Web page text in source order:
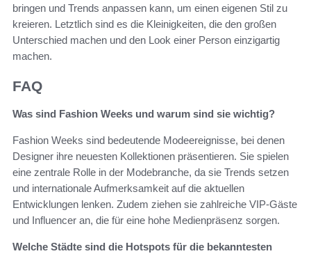
bringen und Trends anpassen kann, um einen eigenen Stil zu
kreieren. Letztlich sind es die Kleinigkeiten, die den großen
Unterschied machen und den Look einer Person einzigartig
machen.
FAQ
Was sind Fashion Weeks und warum sind sie wichtig?
Fashion Weeks sind bedeutende Modeereignisse, bei denen
Designer ihre neuesten Kollektionen präsentieren. Sie spielen
eine zentrale Rolle in der Modebranche, da sie Trends setzen
und internationale Aufmerksamkeit auf die aktuellen
Entwicklungen lenken. Zudem ziehen sie zahlreiche VIP-Gäste
und Influencer an, die für eine hohe Medienpräsenz sorgen.
Welche Städte sind die Hotspots für die bekanntesten